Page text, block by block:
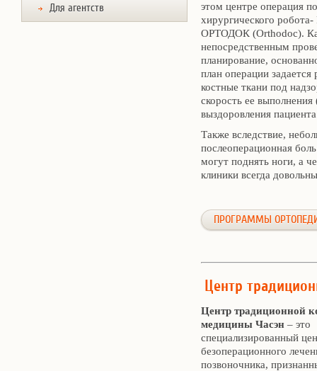
Для агентств
этом центре операция
хирургического
ОРТОДОК (Orthodoc).
непосредственным
планирование,
план операции
костные ткани под
скорость ее
выздоровления
Также вследствие,
послеоперационная
могут поднять ноги, а
клиники всегда
ПРОГРАММЫ
Центр
Центр традиционной
медицины Часэн – это
специализированный
безоперационного
позвоночника,